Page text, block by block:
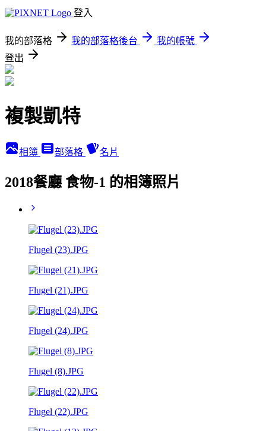
登入
我的部落格 我的部落格後台
我的帳號
登出
複製凱特
相簿 部落格 名片
2018餐廳 食物-1 的相簿照片
Flugel (23).JPG
Flugel (21).JPG
Flugel (24).JPG
Flugel (8).JPG
Flugel (22).JPG